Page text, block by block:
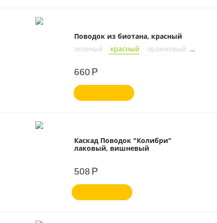
Поводок из биотана, красный
зеленый
красный
оранжевый
660 Р
Каскад Поводок "Колибри"
лаковый, вишневый
508 Р